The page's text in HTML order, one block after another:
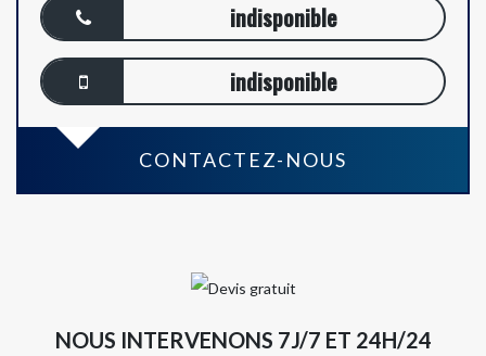
indisponible
indisponible
CONTACTEZ-NOUS
NOUS INTERVENONS 7J/7 ET 24H/24